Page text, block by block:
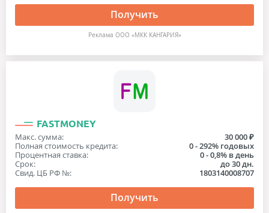
Получить
Реклама ООО «МКК КАНГАРИЯ»
FASTMONEY
Макс. сумма:
30 000 ₽
Полная стоимость кредита:
0 - 292% годовых
Процентная ставка:
0 - 0,8% в день
Срок:
до 30 дн.
Свид. ЦБ РФ №:
1803140008707
Получить